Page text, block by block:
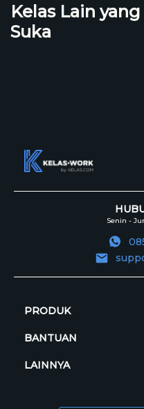
Kelas Lain
Suka
Senin -
PRODUK
BANTUAN
LAINNYA